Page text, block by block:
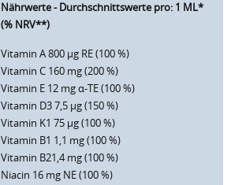
Nährwerte - Durchschnittswerte pro: 1 ML*
(% NRV**)
Vitamin A 800 µg RE (100 %)
Vitamin C 160 mg (200 %)
Vitamin E 12 mg α-TE (100 %)
Vitamin D3 7,5 µg (150 %)
Vitamin K1 75 µg (100 %)
Vitamin B1 1,1 mg (100 %)
Vitamin B21,4 mg (100 %)
Niacin 16 mg NE (100 %)